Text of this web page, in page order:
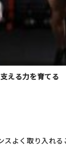
える力を育てる
スよく取り入れる